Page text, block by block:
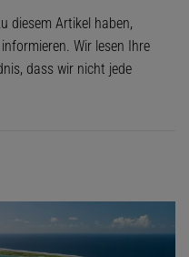
diesem Artikel haben,
informieren. Wir lesen Ihre
dass wir nicht jede